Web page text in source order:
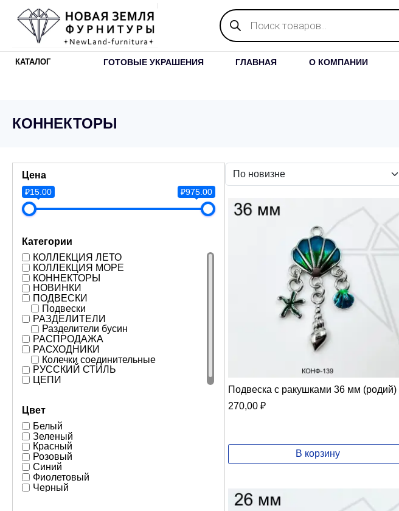
Поиск
товаров
КАТАЛОГ ГОТОВЫЕ УКРАШЕНИЯ ГЛАВНАЯ О КОМПАНИИ
КОННЕКТОРЫ
Цена
₽15.00 ₽975.00
Категории
КОЛЛЕКЦИЯ ЛЕТО
КОЛЛЕКЦИЯ МОРЕ
КОННЕКТОРЫ
НОВИНКИ
ПОДВЕСКИ
Подвески
РАЗДЕЛИТЕЛИ
Разделители бусин
РАСПРОДАЖА
РАСХОДНИКИ
Колечки соединительные
РУССКИЙ СТИЛЬ
ЦЕПИ
Цвет
Белый
Зеленый
Красный
Розовый
Синий
Фиолетовый
Черный
Подвеска с ракушками 36 мм (родий)
270,00 ₽
В корзину